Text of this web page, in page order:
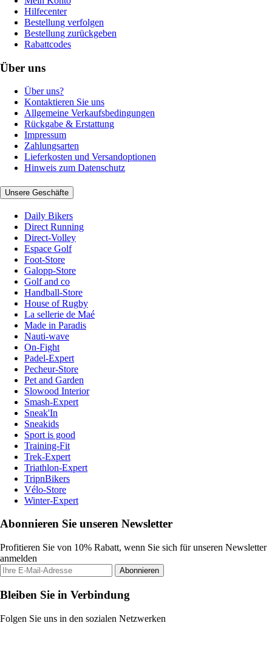
Hilfecenter
Bestellung verfolgen
Bestellung zurückgeben
Rabattcodes
Über uns
Über uns?
Kontaktieren Sie uns
Allgemeine Verkaufsbedingungen
Rückgabe & Erstattung
Impressum
Zahlungsarten
Lieferkosten und Versandoptionen
Hinweis zum Datenschutz
Unsere Geschäfte
Daily Bikers
Direct Running
Direct-Volley
Espace Golf
Foot-Store
Galopp-Store
Golf and co
Handball-Store
House of Rugby
La sellerie de Maé
Made in Paradis
Nauti-wave
On-Fight
Padel-Expert
Pecheur-Store
Pet and Garden
Slowood Interior
Smash-Expert
Sneak'In
Sneakids
Sport is good
Training-Fit
Trek-Expert
Triathlon-Expert
TripnBikers
Vélo-Store
Winter-Expert
Abonnieren Sie unseren Newsletter
Profitieren Sie von 10% Rabatt, wenn Sie sich für unseren Newsletter
anmelden
Abonnieren
Bleiben Sie in Verbindung
Folgen Sie uns in den sozialen Netzwerken